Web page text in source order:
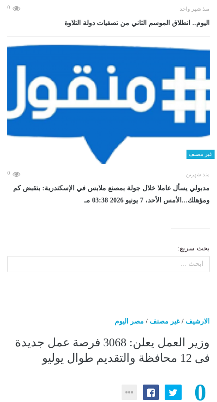
منذ شهر واحد 0
اليوم.. انطلاق الموسم الثاني من تصفيات دولة التلاوة
غير مصنف
منذ شهرين 0
مدبولي يسأل عاملا خلال جولة بمصنع ملابس في الإسكندرية: بتقبض كم
ومؤهلك...الأمس الأحد، 7 يونيو 2026 03:38 مـ
بحث سريع:
الارشيف /غير مصنف / مصر اليوم
وزير العمل يعلن: 3068 فرصة عمل جديدة
فى 12 محافظة والتقديم طوال يوليو
0